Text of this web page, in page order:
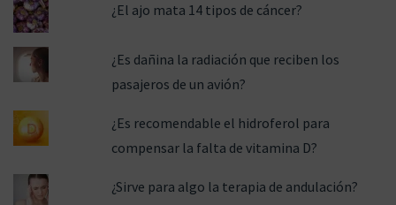
¿El ajo mata 14 tipos de cáncer?
¿Es dañina la radiación que reciben los
pasajeros de un avión?
¿Es recomendable el hidroferol para
compensar la falta de vitamina D?
¿Sirve para algo la terapia de andulación?